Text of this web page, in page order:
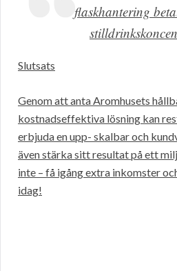
flaskhantering
Slutsats
Genom att anta Aromhusets
kostnadseffektiva lösning kan
erbjuda en upp- skalbar och
även stärka sitt resultat på ett
inte – få igång extra inkomster
idag!